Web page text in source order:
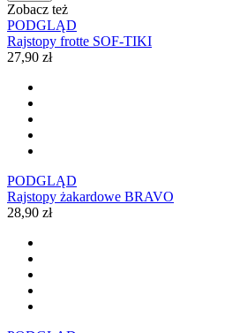
Zobacz też
PODGLĄD
Rajstopy frotte SOF-TIKI
27,90 zł
PODGLĄD
Rajstopy żakardowe BRAVO
28,90 zł